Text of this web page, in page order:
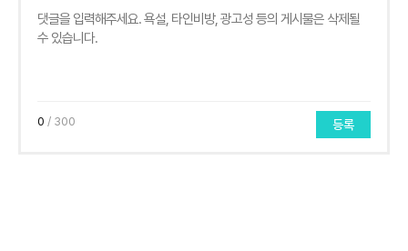
0 / 300 등록